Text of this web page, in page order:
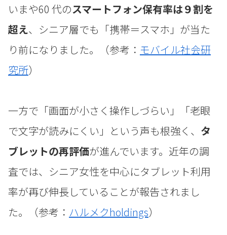
いまや60 代のスマートフォン保有率は９割を
超え、シニア層でも「携帯＝スマホ」が当た
り前になりました。（参考： モバイル社会研
究所）
一方で「画面が小さく操作しづらい」「老眼
で文字が読みにくい」という声も根強く、 タ
ブレットの再評価が進んでいます。近年の調
査では、シニア女性を中心にタブレット利用
率が再び伸長していることが報告されまし
た。（参考： ハルメクholdings）